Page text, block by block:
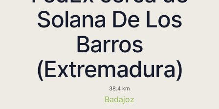
Solana De Los
Barros
(Extremadura)
38.4 km
Badajoz